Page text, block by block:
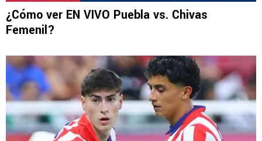
¿Cómo ver EN VIVO Puebla vs. Chivas
Femenil?